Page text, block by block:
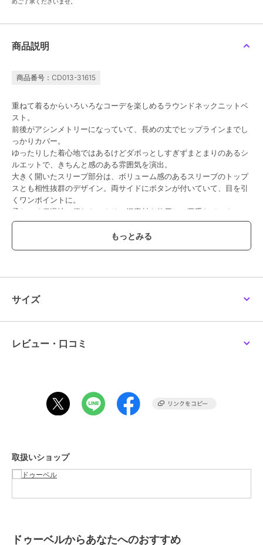
商品説明
商品番号：CD013-31615
重ねて着るからいろいろなコーデを楽しめるラウンドネックニットベ
スト。
前後がアシンメトリーになっていて、長めの丈でヒップラインまでし
っかりカバー。
ゆったりした着心地ではあるけどダボっとしすぎずまとまりのあるシ
ルエットで、きちんと感のある雰囲気を演出。
大きく開いたスリーブ部分は、ボリューム感のあるスリーブのトップ
スとも相性抜群のデザイン。両サイドにボタンが付いていて、目を引
くワンポイントに。
柔らかく保温性に優れたアクリル混素材を使用し、薄手なインナーと
合わせてもしっかり暖かく着られます。
裾などのディテールにはリブ素材を使用し、上品な印象に。
落ち着いたカラー展開なので、お手持ちのトップスと合わせるだけ
……………………
裏地：なし
……………………
サイズ
レビュー・口コミ
取扱いショップ
ドゥーベルからあなたへのおすすめ